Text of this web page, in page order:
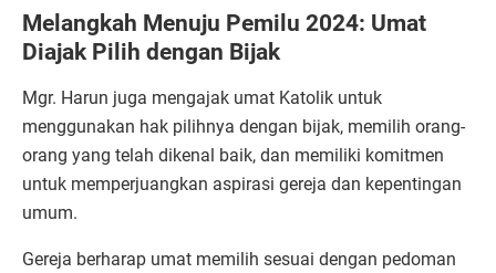
Melangkah Menuju Pemilu 2024: Umat
Diajak Pilih dengan Bijak
Mgr. Harun juga mengajak umat Katolik untuk
menggunakan hak pilihnya dengan bijak, memilih orang-
orang yang telah dikenal baik, dan memiliki komitmen
untuk memperjuangkan aspirasi gereja dan kepentingan
umum.
Gereja berharap umat memilih sesuai dengan pedoman